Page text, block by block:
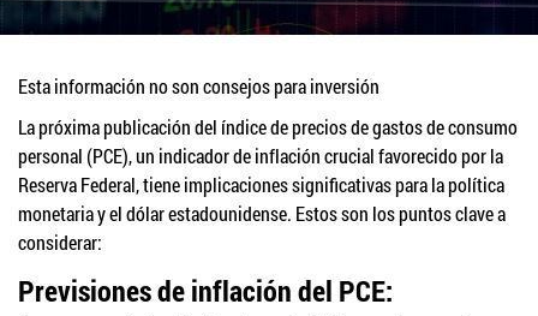
Esta información no son consejos para inversión
La próxima publicación del índice de precios de gastos de consumo
personal (PCE), un indicador de inflación crucial favorecido por la
Reserva Federal, tiene implicaciones significativas para la política
monetaria y el dólar estadounidense. Estos son los puntos clave a
considerar:
Previsiones de inflación del PCE: